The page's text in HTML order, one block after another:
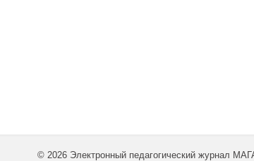
© 2026 Электронный педагогический журнал